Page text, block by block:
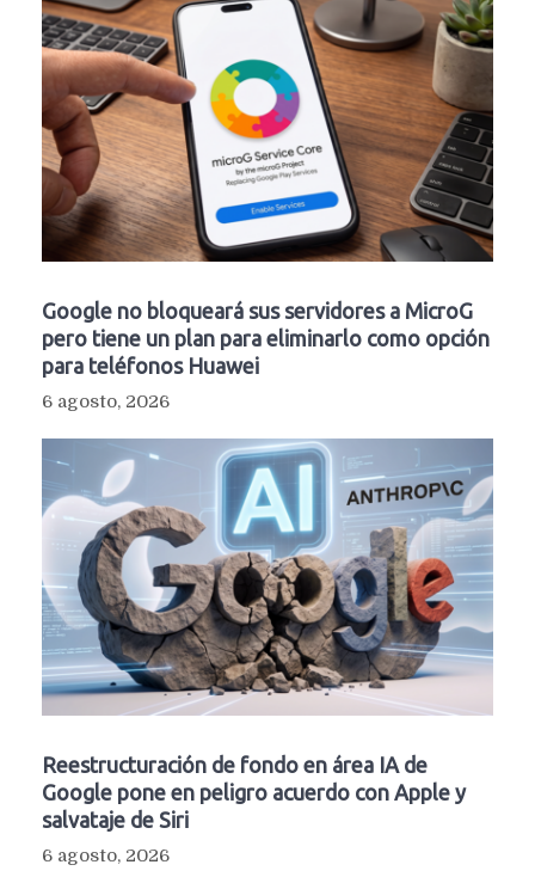
Google no bloqueará sus servidores a MicroG
pero tiene un plan para eliminarlo como opción
para teléfonos Huawei
6 agosto, 2026
Reestructuración de fondo en área IA de
Google pone en peligro acuerdo con Apple y
salvataje de Siri
6 agosto, 2026